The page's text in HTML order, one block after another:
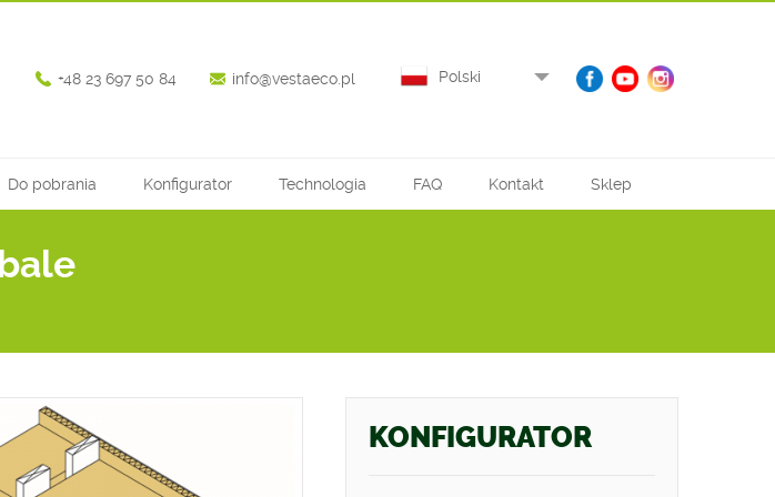
Polski
+48 23 697 50 84 info@vestaeco.pl
Do pobrania Konfigurator Technologia FAQ Kontakt Sklep
KONFIGURATOR